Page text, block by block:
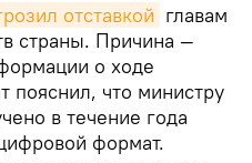
отставкой главам
страны. Причина —
о ходе
пояснил, что министру
в течение года
формат.